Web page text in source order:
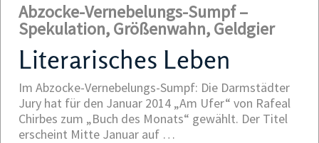
Abzocke-Vernebelungs-Sumpf –
Spekulation, Größenwahn, Geldgier
Literarisches Leben
Im Abzocke-Vernebelungs-Sumpf: Die Darmstädter
Jury hat für den Januar 2014 „Am Ufer“ von Rafeal
Chirbes zum „Buch des Monats“ gewählt. Der Titel
erscheint Mitte Januar auf …